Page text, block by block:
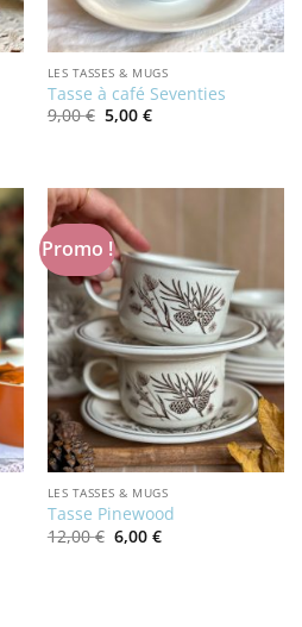
LES TASSES & MUGS
Tasse à café Seventies
9,00€ Le
prix
5,00 €Le
Promo !
LES TASSES & MUGS
Tasse Pinewood
12,00€ Le
prix
6,00 €Le
prix